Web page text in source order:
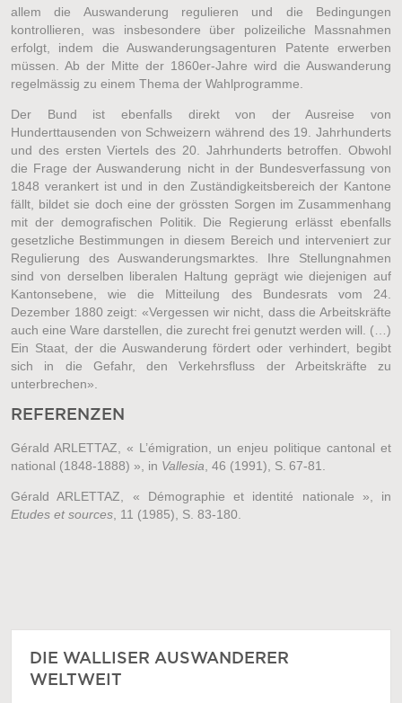
allem die Auswanderung regulieren und die Bedingungen
kontrollieren, was insbesondere über polizeiliche Massnahmen
erfolgt, indem die Auswanderungsagenturen Patente erwerben
müssen. Ab der Mitte der 1860er-Jahre wird die Auswanderung
regelmässig zu einem Thema der Wahlprogramme.
Der Bund ist ebenfalls direkt von der Ausreise von
Hunderttausenden von Schweizern während des 19. Jahrhunderts
und des ersten Viertels des 20. Jahrhunderts betroffen. Obwohl
die Frage der Auswanderung nicht in der Bundesverfassung von
1848 verankert ist und in den Zuständigkeitsbereich der Kantone
fällt, bildet sie doch eine der grössten Sorgen im Zusammenhang
mit der demografischen Politik. Die Regierung erlässt ebenfalls
gesetzliche Bestimmungen in diesem Bereich und interveniert zur
Regulierung des Auswanderungsmarktes. Ihre Stellungnahmen
sind von derselben liberalen Haltung geprägt wie diejenigen auf
Kantonsebene, wie die Mitteilung des Bundesrats vom 24.
Dezember 1880 zeigt: «Vergessen wir nicht, dass die Arbeitskräfte
auch eine Ware darstellen, die zurecht frei genutzt werden will. (…)
Ein Staat, der die Auswanderung fördert oder verhindert, begibt
sich in die Gefahr, den Verkehrsfluss der Arbeitskräfte zu
unterbrechen».
REFERENZEN
Gérald ARLETTAZ, « L’émigration, un enjeu politique cantonal et
national (1848-1888) », in Vallesia , 46 (1991), S. 67-81.
Gérald ARLETTAZ, « Démographie et identité nationale », in
Etudes et sources , 11 (1985), S. 83-180.
DIE WALLISER AUSWANDERER
WELTWEIT